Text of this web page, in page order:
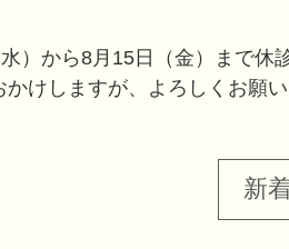
）から8月15日（金）まで休
かけしますが、よろしくお願い
新